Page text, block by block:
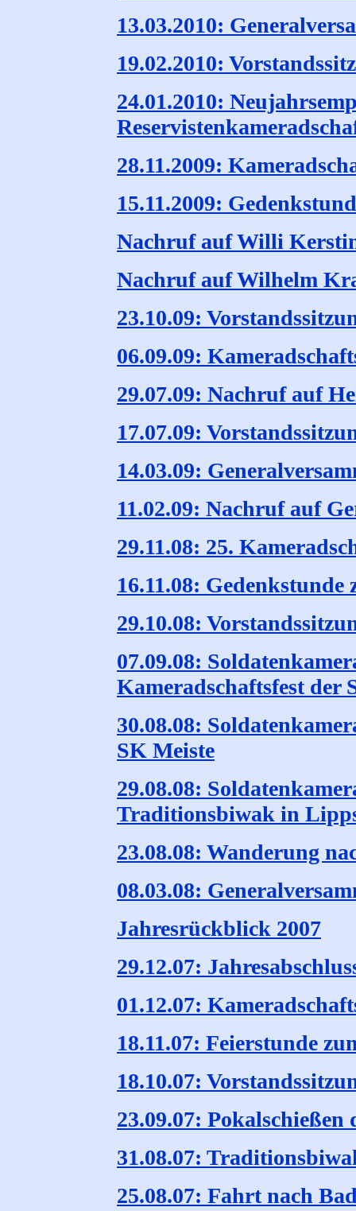
13.03.2010:
19.02.2010:
24.01.2010:
28.11.2009:
15.11.2009:
Nachruf auf Willi
Nachruf auf Wilhelm
23.10.09:
06.09.09:
29.07.09: Nachruf auf
17.07.09:
14.03.09:
11.02.09: Nachruf auf
29.11.08: 25.
16.11.08:
29.10.08:
07.09.08:
Kameradschaftsfest der
30.08.08:
SK Meiste
29.08.08:
Traditionsbiwak in
23.08.08: Wanderung
08.03.08:
Jahresrückblick 2007
29.12.07:
01.12.07:
18.11.07: Feierstunde
18.10.07:
23.09.07:
31.08.07:
25.08.07: Fahrt nach